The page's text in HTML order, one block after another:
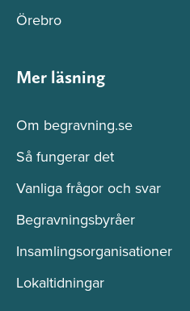
Örebro
Mer läsning
Om begravning.se
Så fungerar det
Vanliga frågor och svar
Begravningsbyråer
Insamlingsorganisationer
Lokaltidningar